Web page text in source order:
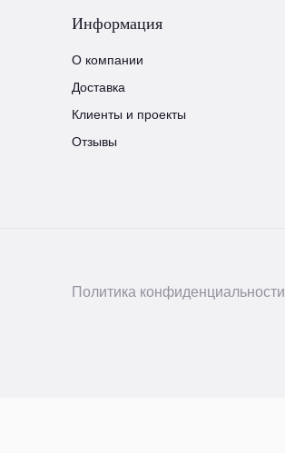
Информация
О компании
Доставка
Клиенты и проекты
Отзывы
Политика конфиденциальности